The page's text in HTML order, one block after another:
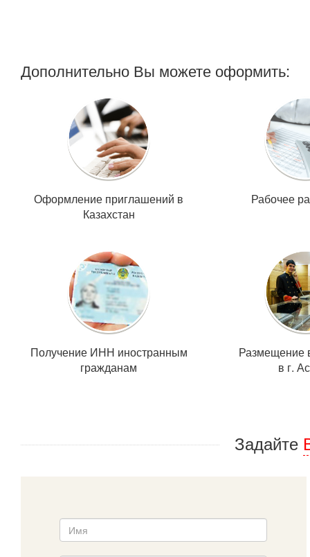
Дополнительно Вы можете оформить:
Оформление приглашений в
Казахстан
Рабочее
Получение ИНН иностранным
гражданам
Размещение
в г.
Задайте